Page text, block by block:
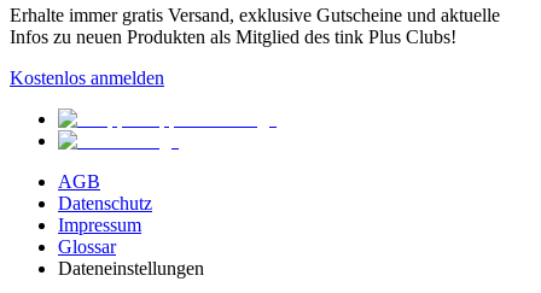
Erhalte immer gratis Versand, exklusive Gutscheine und aktuelle
Infos zu neuen Produkten als Mitglied des tink Plus Clubs!
Kostenlos anmelden
AGB
Datenschutz
Impressum
Glossar
Dateneinstellungen